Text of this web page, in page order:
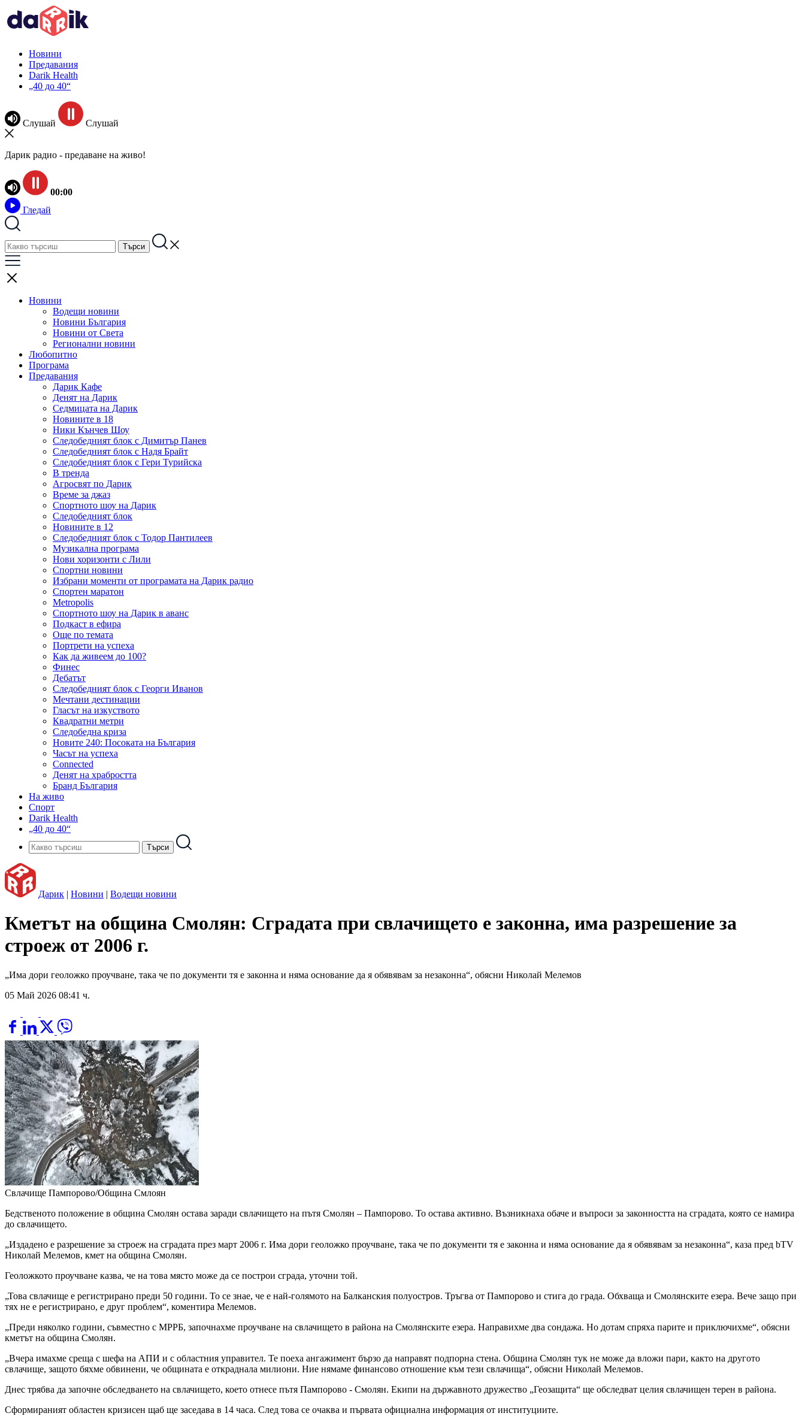
Новини
Предавания
Darik Health
„40 до 40“
Слушай Слушай
Дарик радио - предаване на живо!
00:00
Гледай
Новини
Водещи новини
Новини България
Новини от Света
Регионални новини
Любопитно
Програма
Предавания
Дарик Кафе
Денят на Дарик
Седмицата на Дарик
Новините в 18
Ники Кънчев Шоу
Следобедният блок с Димитър Панев
Следобедният блок с Надя Брайт
Следобедният блок с Гери Турийска
В тренда
Агросвят по Дарик
Време за джаз
Спортното шоу на Дарик
Следобедният блок
Новините в 12
Следобедният блок с Тодор Пантилеев
Музикална програма
Нови хоризонти с Лили
Спортни новини
Избрани моменти от програмата на Дарик радио
Спортен маратон
Metropolis
Спортното шоу на Дарик в аванс
Подкаст в ефира
Още по темата
Портрети на успеха
Как да живеем до 100?
Финес
Дебатът
Следобедният блок с Георги Иванов
Мечтани дестинации
Гласът на изкуството
Квадратни метри
Следобедна криза
Новите 240: Посоката на България
Часът на успеха
Connected
Денят на храбростта
Бранд България
На живо
Спорт
Darik Health
„40 до 40“
Дарик | Новини | Водещи новини
Кметът на община Смолян: Сградата при свлачището е законна, има разрешение за
строеж от 2006 г.
„Има дори геоложко проучване, така че по документи тя е законна и няма основание да я обявявам за незаконна“, обясни Николай Мелемов
05 Май 2026 08:41 ч.
Свлачище Пампорово/Община Смлоян
Бедственото положение в община Смолян остава заради свлачището на пътя Смолян – Пампорово. То остава активно. Възникнаха обаче и въпроси за законността на сградата, която се намира
до свлачището.
„Издадено е разрешение за строеж на сградата през март 2006 г. Има дори геоложко проучване, така че по документи тя е законна и няма основание да я обявявам за незаконна“, каза пред bTV
Николай Мелемов, кмет на община Смолян.
Геоложкото проучване казва, че на това място може да се построи сграда, уточни той.
„Това свлачище е регистрирано преди 50 години. То се знае, че е най-голямото на Балканския полуостров. Тръгва от Пампорово и стига до града. Обхваща и Смолянските езера. Вече защо при
тях не е регистрирано, е друг проблем“, коментира Мелемов.
„Преди няколко години, съвместно с МРРБ, започнахме проучване на свлачището в района на Смолянските езера. Направихме два сондажа. Но дотам спряха парите и приключихме“, обясни
кметът на община Смолян.
„Вчера имахме среща с шефа на АПИ и с областния управител. Те поеха ангажимент бързо да направят подпорна стена. Община Смолян тук не може да вложи пари, както на другото
свлачище, защото бяхме обвинени, че общината е откраднала милиони. Ние нямаме финансово отношение към тези свлачища“, обясни Николай Мелемов.
Днес трябва да започне обследването на свлачището, което отнесе пътя Пампорово - Смолян. Екипи на държавното дружество „Геозащита“ ще обследват целия свлачищен терен в района.
Сформираният областен кризисен щаб ще заседава в 14 часа. След това се очаква и първата официална информация от институциите.